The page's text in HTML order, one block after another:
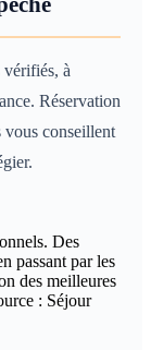
vérifiés, à
Réservation
vous conseillent
Des
passant par les
des meilleures
: Séjour